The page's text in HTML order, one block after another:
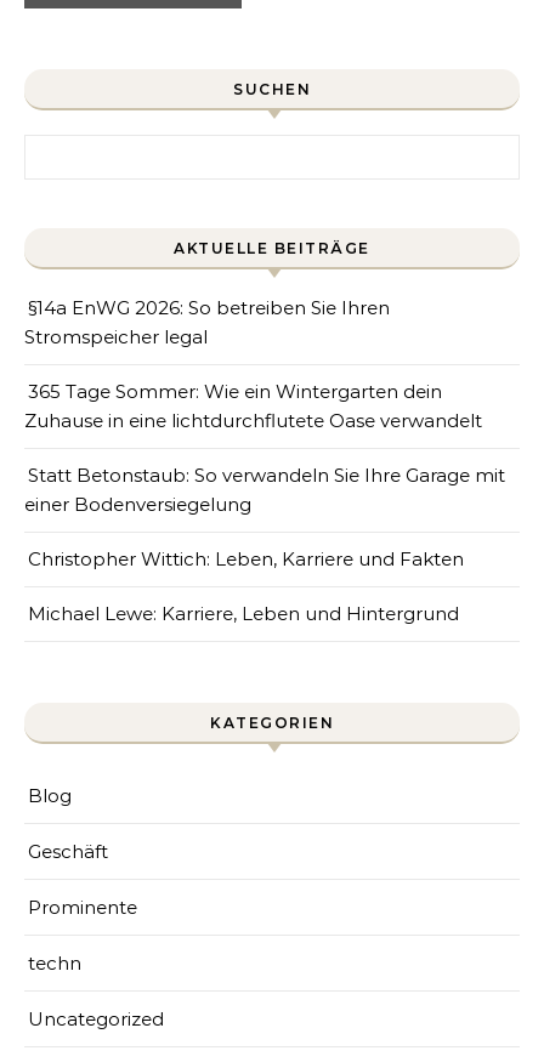
SUCHEN
AKTUELLE BEITRÄGE
§14a EnWG 2026: So betreiben Sie Ihren
Stromspeicher legal
365 Tage Sommer: Wie ein Wintergarten dein
Zuhause in eine lichtdurchflutete Oase verwandelt
Statt Betonstaub: So verwandeln Sie Ihre Garage mit
einer Bodenversiegelung
Christopher Wittich: Leben, Karriere und Fakten
Michael Lewe: Karriere, Leben und Hintergrund
KATEGORIEN
Blog
Geschäft
Prominente
techn
Uncategorized